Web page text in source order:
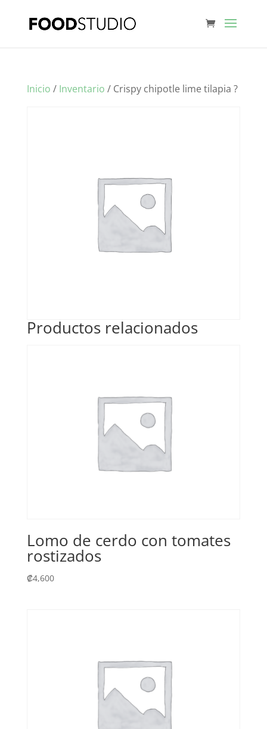
Inicio / Inventario / Crispy chipotle lime tilapia ?
Productos relacionados
Lomo de cerdo con tomates
rostizados
₡4,600